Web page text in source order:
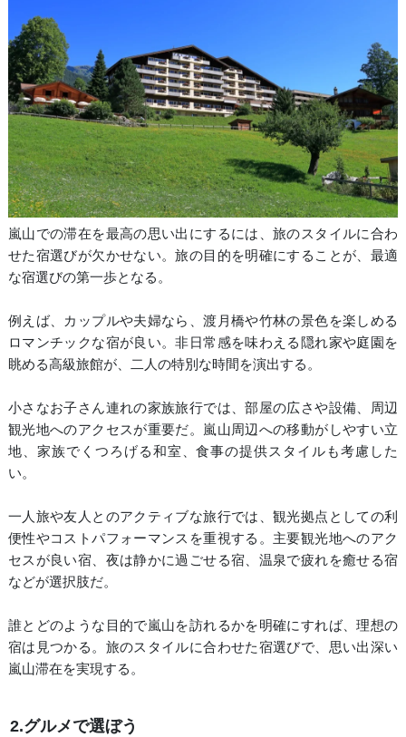
嵐山での滞在を最高の思い出にするには、旅のスタイルに合わ
せた宿選びが欠かせない。旅の目的を明確にすることが、最適
な宿選びの第一歩となる。
例えば、カップルや夫婦なら、渡月橋や竹林の景色を楽しめる
ロマンチックな宿が良い。非日常感を味わえる隠れ家や庭園を
眺める高級旅館が、二人の特別な時間を演出する。
小さなお子さん連れの家族旅行では、部屋の広さや設備、周辺
観光地へのアクセスが重要だ。嵐山周辺への移動がしやすい立
地、家族でくつろげる和室、食事の提供スタイルも考慮した
い。
一人旅や友人とのアクティブな旅行では、観光拠点としての利
便性やコストパフォーマンスを重視する。主要観光地へのアク
セスが良い宿、夜は静かに過ごせる宿、温泉で疲れを癒せる宿
などが選択肢だ。
誰とどのような目的で嵐山を訪れるかを明確にすれば、理想の
宿は見つかる。旅のスタイルに合わせた宿選びで、思い出深い
嵐山滞在を実現する。
2.グルメで選ぼう